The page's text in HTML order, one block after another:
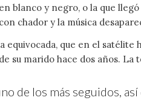
blanco y negro, o la que
chador y la música
equivocada, que en el satélite
su marido hace dos años.
de los más seguidos,